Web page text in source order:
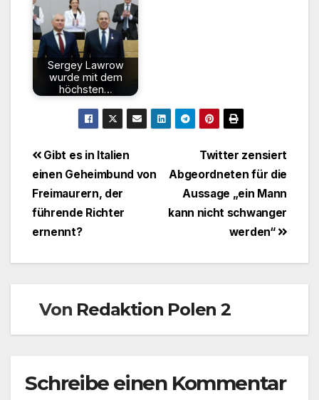
Sergey Lawrow
wurde mit dem
höchsten…
BeitragsnavigationTwitter zensiert
Abgeordneten für die
Aussage „ein Mann
kann nicht schwanger
werden“
Gibt es in Italien
einen Geheimbund von
Freimaurern, der
führende Richter
ernennt?
Von Redaktion Polen 2
Schreibe einen Kommentar